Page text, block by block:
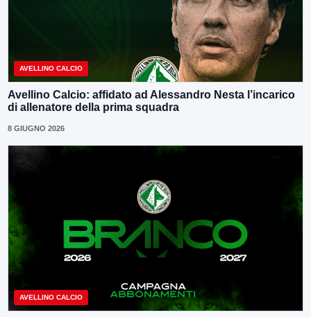
AVELLINO CALCIO
Avellino Calcio: affidato ad Alessandro Nesta l’incarico
di allenatore della prima squadra
8 GIUGNO 2026
AVELLINO CALCIO